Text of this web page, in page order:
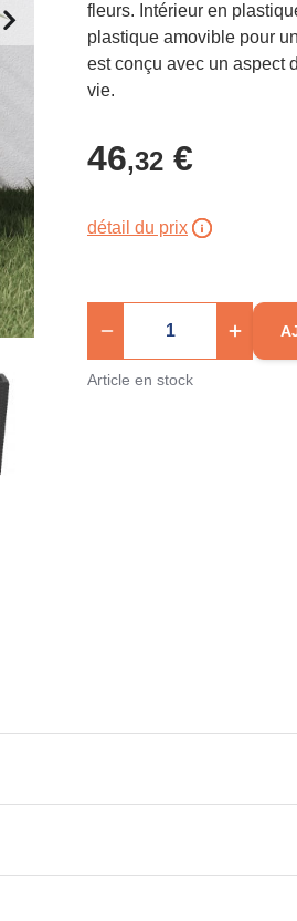
fleurs. Intérieur en
plastique amovible pour
est conçu avec un aspect
vie.
46,32 €
détail du prix
Article en stock